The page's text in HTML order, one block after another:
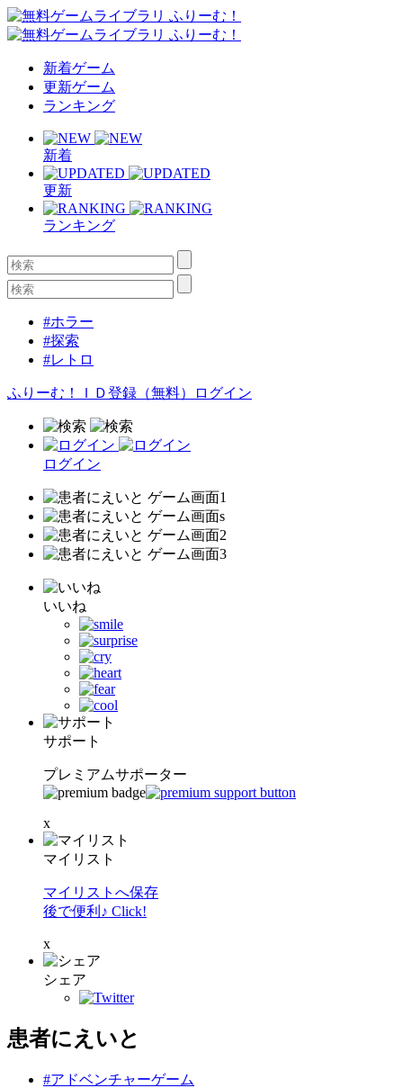
新着ゲーム
更新ゲーム
ランキング
新着
更新
ランキング
#ホラー
#探索
#レトロ
ふりーむ！ＩＤ登録（無料） ログイン
ログイン
いいね
サポート
プレミアムサポーター
x
マイリスト
マイリストへ保存
後で便利♪ Click!
x
シェア
患者にえいと
#アドベンチャーゲーム